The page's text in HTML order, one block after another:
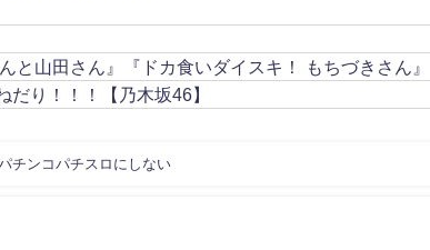
と山田さん』『ドカ食いダイスキ！ もちづきさん』
り！！！【乃木坂46】
チンコパチスロにしない